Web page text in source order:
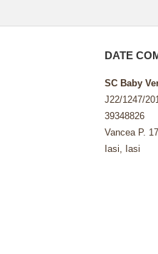
DATE
SC Baby
J22/1247/
39348826
Vancea P.
Iasi, Iasi